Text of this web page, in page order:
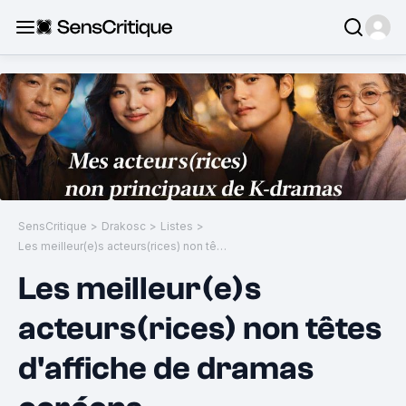
SensCritique > Drakosc > Listes >
Les meilleur(e)s acteurs(rices) non têtes d'affiche de dramas coréens
Les meilleur(e)s
acteurs(rices) non têtes
d'affiche de dramas